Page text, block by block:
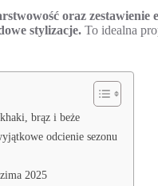
oraz
stylizacje. To idealna
brąz i beże
odcienie sezonu
2025